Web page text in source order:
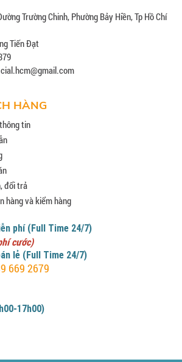
Trường Chinh, Phường Bảy Hiền, Tp Hồ Chí
Tiến Đạt
HÀNG
tin
đổi trả
hàng và kiểm hàng
phí (Full Time 24/7)
cước)
lẻ (Full Time 24/7)
669 2679
17h00)